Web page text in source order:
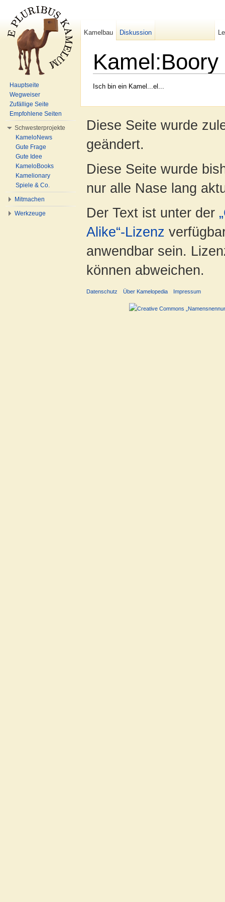
Kamel:Boory
Isch bin ein Kamel...el...
Kamelbau Diskussion
Hauptseite
Wegweiser
Zufällige Seite
Empfohlene Seiten
Schwesterprojekte
KameloNews
Gute Frage
Gute Idee
KameloBooks
Kamelionary
Spiele & Co.
Mitmachen
Werkzeuge
Diese Seite wurde
geändert.
Diese Seite wurde
nur alle Nase lang
Der Text ist unter der
Alike“-Lizenz
anwendbar sein.
können abweichen.
Datenschutz Über Kamelopedia Impressum